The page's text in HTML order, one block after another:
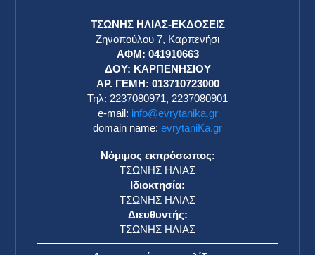
Ιράν: Απαγορεύονται οι βομβητές και οι
φορητοί ασύρματοι σε πτήσεις
13 Οκτωβρίου 2024